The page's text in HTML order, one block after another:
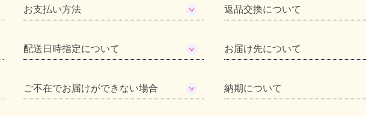
お支払い方法 返品交換について
配送日時指定について お届け先について
ご不在でお届けができない場合 納期について